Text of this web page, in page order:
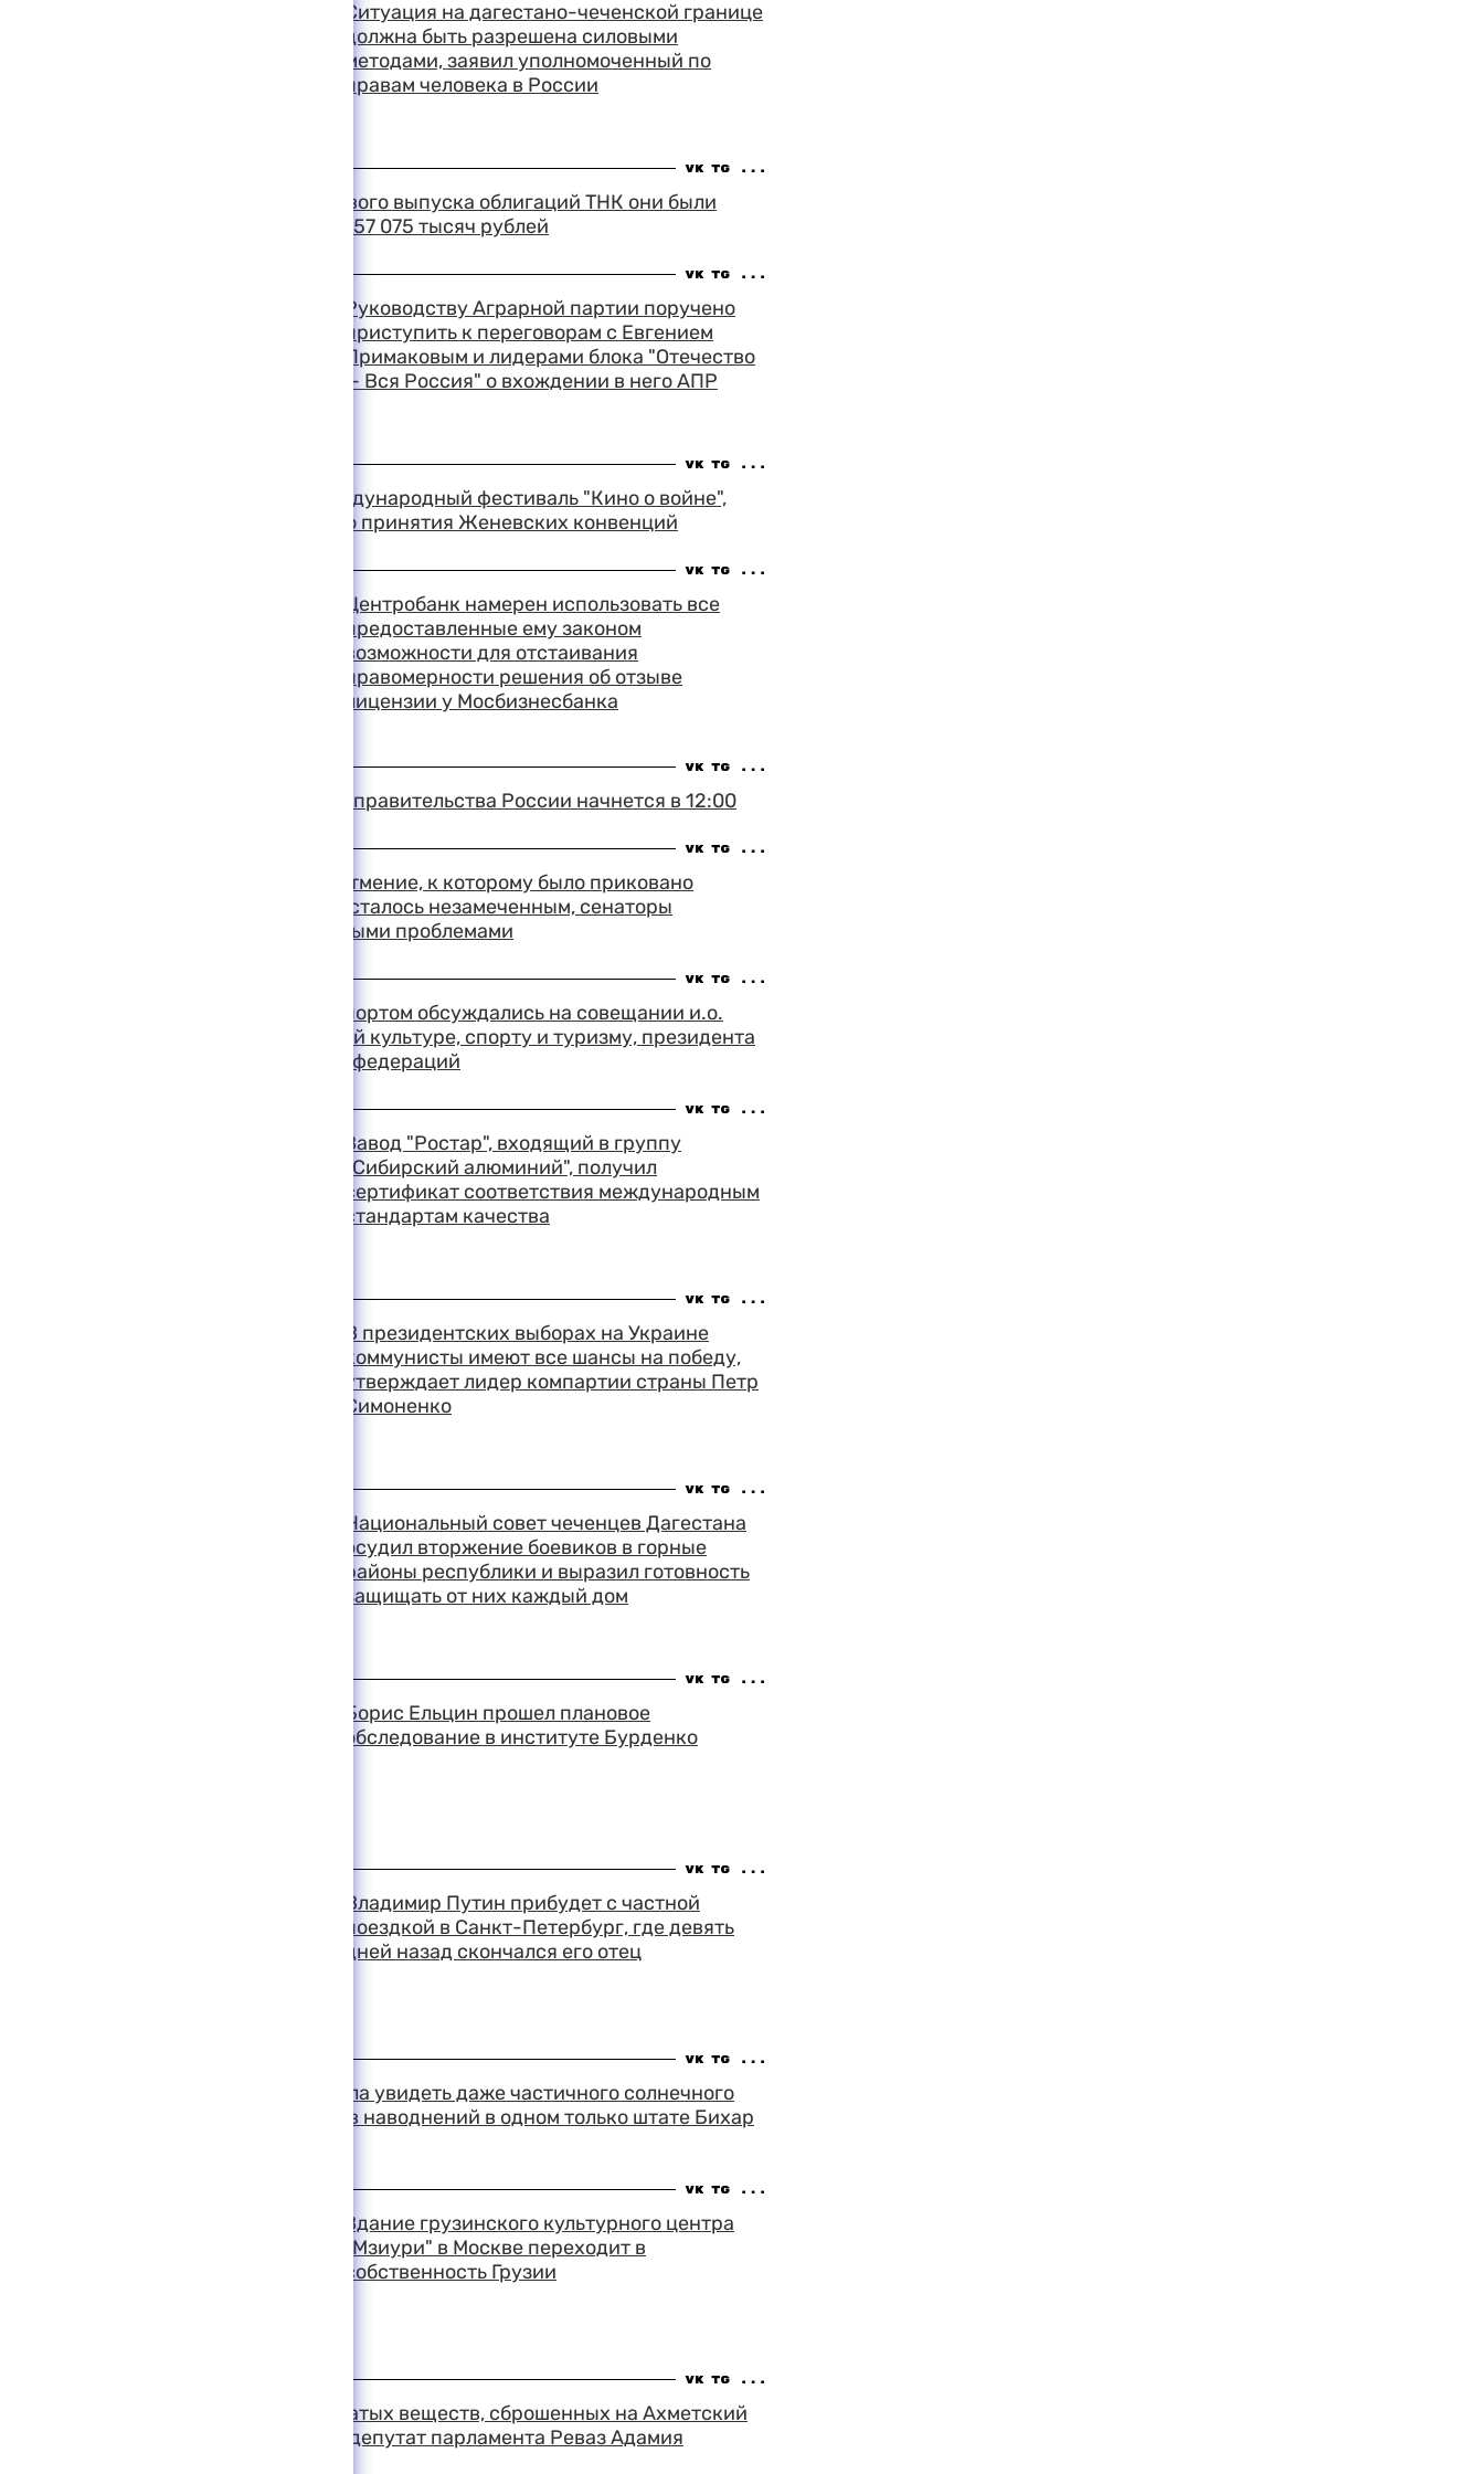
Ситуация на дагестано-чеченской границе
должна быть разрешена силовыми
методами, заявил уполномоченный по
правам человека в России
В ходе проведения первого выпуска облигаций ТНК они были
размещены на сумму 1 157 075 тысяч рублей
Руководству Аграрной партии поручено
приступить к переговорам с Евгением
Примаковым и лидерами блока "Отечество
— Вся Россия" о вхождении в него АПР
В Москве открылся международный фестиваль "Кино о войне",
посвященный 50-летию принятия Женевских конвенций
Центробанк намерен использовать все
предоставленные ему законом
возможности для отстаивания
правомерности решения об отзыве
лицензии у Мосбизнесбанка
Заседание президиума правительства России начнется в 12:00
В Совете Федерации затмение, к которому было приковано
внимание всего мира, осталось незамеченным, сенаторы
занимались более важными проблемами
Вопросы управления спортом обсуждались на совещании и.о.
министра по физической культуре, спорту и туризму, президента
ОКР и глав спортивных федераций
Завод "Ростар", входящий в группу
"Сибирский алюминий", получил
сертификат соответствия международным
стандартам качества
В президентских выборах на Украине
коммунисты имеют все шансы на победу,
утверждает лидер компартии страны Петр
Симоненко
Национальный совет чеченцев Дагестана
осудил вторжение боевиков в горные
районы республики и выразил готовность
защищать от них каждый дом
Борис Ельцин прошел плановое
обследование в институте Бурденко
Владимир Путин прибудет с частной
поездкой в Санкт-Петербург, где девять
дней назад скончался его отец
Столица Индии не смогла увидеть даже частичного солнечного
затмения, а число жертв наводнений в одном только штате Бихар
Здание грузинского культурного центра
"Мзиури" в Москве переходит в
собственность Грузии
Установлен тип взрывчатых веществ, сброшенных на Ахметский
район Грузии, сообщил депутат парламента Реваз Адамия